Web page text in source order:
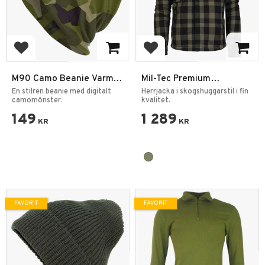
Lägg till i favoriter
M90 Camo Beanie Varm &
Stretchig Mössa One Size
En stilren beanie med digitalt
camomönster.
149 KR
Lägg till i favoriter
Mil-Tec Premium
Lumberjacket Rutig
Svart/Olivgrön
Herrjacka i skogshuggarstil i fin
kvalitet.
1 289 KR
FAVORIT FAVORIT